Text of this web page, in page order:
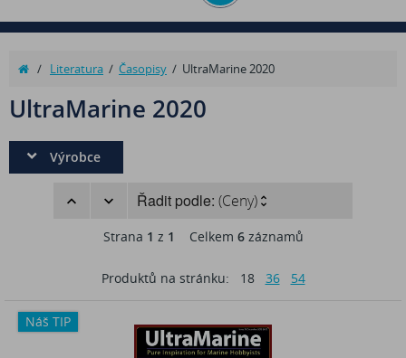
/ Literatura / Časopisy / UltraMarine 2020
UltraMarine 2020
Výrobce
Řadit podle: (Ceny)
Strana 1 z 1 Celkem 6záznamů
Produktů na stránku: 18 36 54
Náš TIP